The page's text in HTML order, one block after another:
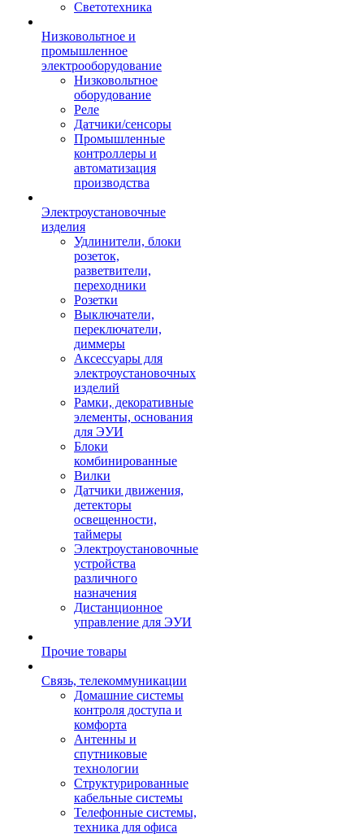
Светотехника
Низковольтное и
промышленное
электрооборудование
Низковольтное
оборудование
Реле
Датчики/сенсоры
Промышленные
контроллеры и
автоматизация
производства
Электроустановочные
изделия
Удлинители, блоки
розеток,
разветвители,
переходники
Розетки
Выключатели,
переключатели,
диммеры
Аксессуары для
электроустановочных
изделий
Рамки, декоративные
элементы, основания
для ЭУИ
Блоки
комбинированные
Вилки
Датчики движения,
детекторы
освещенности,
таймеры
Электроустановочные
устройства
различного
назначения
Дистанционное
управление для ЭУИ
Прочие товары
Связь, телекоммуникации
Домашние системы
контроля доступа и
комфорта
Антенны и
спутниковые
технологии
Структурированные
кабельные системы
Телефонные системы,
техника для офиса